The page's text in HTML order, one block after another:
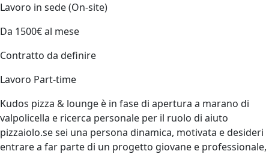
Lavoro in sede (On-site)
Da 1500€ al mese
Contratto da definire
Lavoro Part-time
Kudos pizza & lounge è in fase di apertura a marano di
valpolicella e ricerca personale per il ruolo di aiuto
pizzaiolo.se sei una persona dinamica, motivata e desideri
entrare a far parte di un progetto giovane e professionale,